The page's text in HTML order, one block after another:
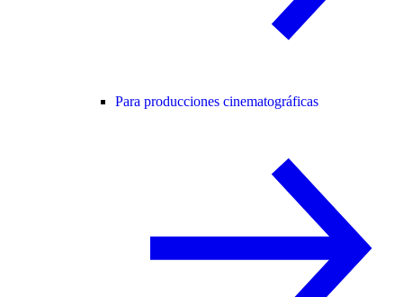
Para producciones cinematográficas